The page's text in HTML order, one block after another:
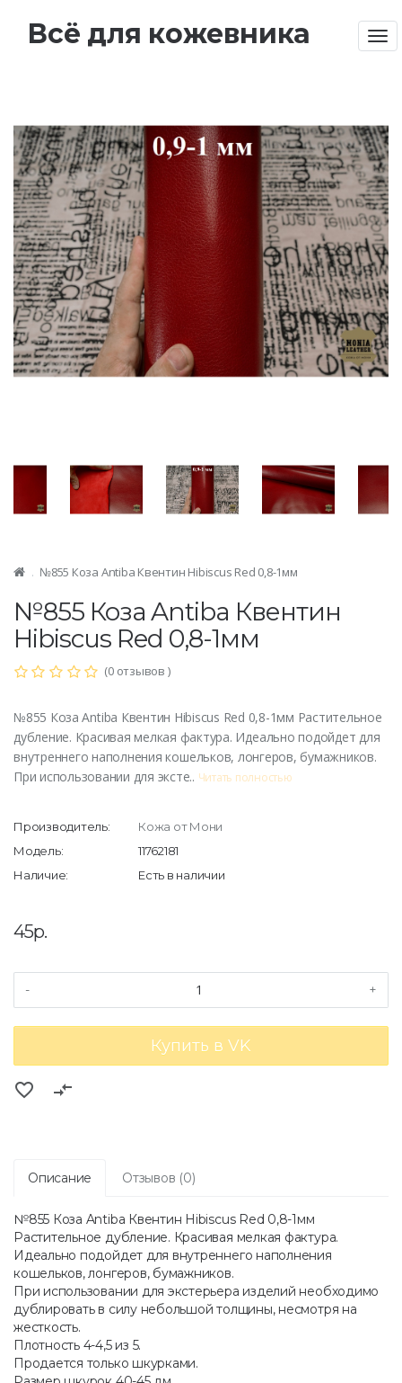
Всё для кожевника
№855 Коза Antiba Квентин Hibiscus Red 0,8-1мм
№855 Коза Antiba Квентин
Hibiscus Red 0,8-1мм
(0 отзывов )
№855 Коза Antiba Квентин Hibiscus Red 0,8-1мм Растительное
дубление. Красивая мелкая фактура. Идеально подойдет для
внутреннего наполнения кошельков, лонгеров, бумажников.
При использовании для эксте.. Читать полностью
Производитель:
Кожа от Мони
Модель:
11762181
Наличие:
Есть в наличии
45р.
- +
Купить в VK
favorite_border compare_arrows
Описание Отзывов (0)
№855 Коза Antiba Квентин Hibiscus Red 0,8-1мм
Растительное дубление. Красивая мелкая фактура.
Идеально подойдет для внутреннего наполнения
кошельков, лонгеров, бумажников.
При использовании для экстерьера изделий необходимо
дублировать в силу небольшой толщины, несмотря на
жесткость.
Плотность 4-4,5 из 5.
Продается только шкурками.